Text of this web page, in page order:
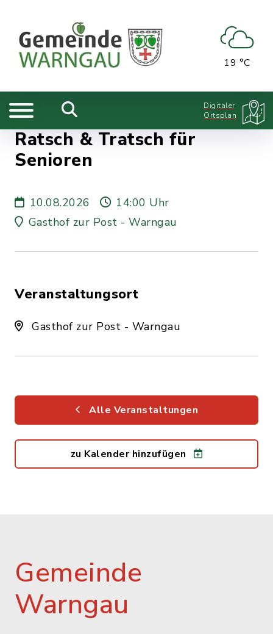
19 °C
Digitaler
Ortsplan
Ratsch & Tratsch für
Senioren
10.08.2026
14:00 Uhr
Gasthof zur Post - Warngau
Veranstaltungsort
Gasthof zur Post - Warngau
Alle Veranstaltungen
zu Kalender hinzufügen
Gemeinde
Warngau